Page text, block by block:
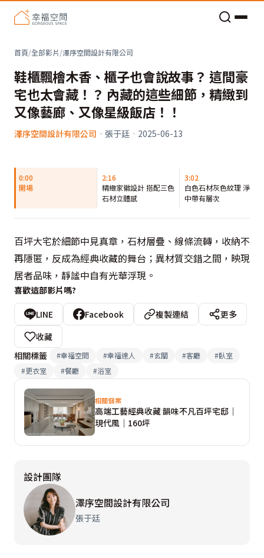
首頁/全部影片/澤序空間設計有限公司
鞋櫃飄檜木香、櫃子也會說故事？ 這間豪
宅也太會藏！？ 內藏的這些細節，精緻到
又像藝廊、又像星級飯店！！
澤序空間設計有限公司 · 張于廷 · 2025-06-13
0:00
開場
2:16
精緻家徽設計 搭配三色
石材立體感
3:02
白色石材灰色紋理 淨白
中帶有層次
百坪大宅於細節中見真章，石材層疊、線條流轉，收納不
再隱匿，反成為經典收藏的舞台；異材質交錯之間，映現
居者品味，靜謐中自有光華浮現。
喜歡這部影片嗎?
LINE Facebook 複製連結
更多
收藏
相關標籤
#幸福空間 #幸福達人 #玄關 #客廳 #臥室
#更衣室 #餐廳 #浴室
相關個案
高端工藝經典收藏 韻味不凡百坪宅邸｜
現代風｜160坪
設計團隊
澤序空間設計有限公司
張于廷